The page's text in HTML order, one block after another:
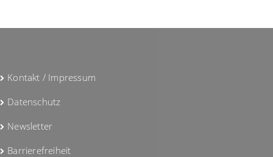
Kontakt / Impressum
Datenschutz
Newsletter
Barrierefreiheit